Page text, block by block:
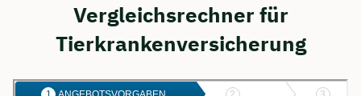
Vergleichsrechner für
Tierkrankenversicherung